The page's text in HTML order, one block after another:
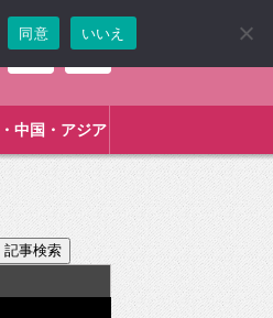
中国・アジア
同意 いいえ